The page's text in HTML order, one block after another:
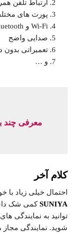
ارتباط تلفن
پورت های
Wi-Fi و Bluetooth
صدایی واضح
تعمیراتی بدون
و …
معرفی چند
کلام آخر
احتمال خیلی زیاد با
SUNIYA کمی شک
توانید به نمایندگی
شوید. نمایندگی